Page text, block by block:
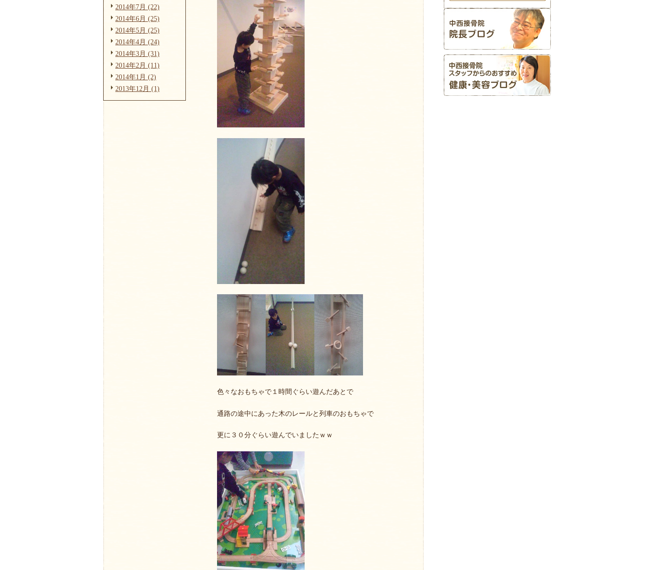
色々なおもちゃで１時間ぐらい遊んだあとで
通路の途中にあった木のレールと列車のおもちゃで
更に３０分ぐらい遊んでいましたｗｗ
2014年7月 (22)
2014年6月 (25)
2014年5月 (25)
2014年4月 (24)
2014年3月 (31)
2014年2月 (11)
2014年1月 (2)
2013年12月 (1)